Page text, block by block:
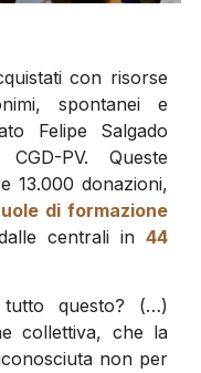
con risorse
spontanei e
Felipe Salgado
PV. Queste
13.000 donazioni,
di formazione
centrali in44
tutto questo? (…)
collettiva, che la
non per